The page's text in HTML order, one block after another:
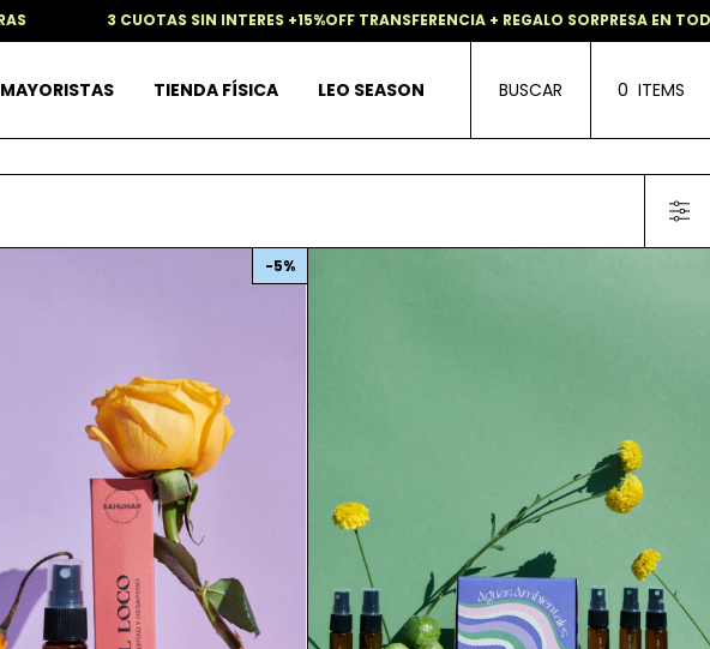
3 CUOTAS SIN INTERES +15%OFF TRANSFERENCIA + REGALO SORPRESA EN TODAS LAS
MAYORISTAS TIENDA FÍSICA LEO SEASON BUSCAR 0 ITEMS
-5%